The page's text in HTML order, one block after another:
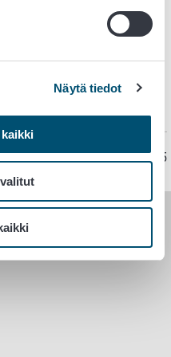
Näytä tiedot
yhteystiedotilppa-
päivitetty 17.12.2025